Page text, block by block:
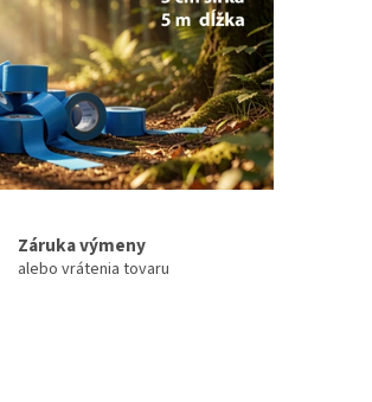
Záruka výmeny
alebo vrátenia tovaru